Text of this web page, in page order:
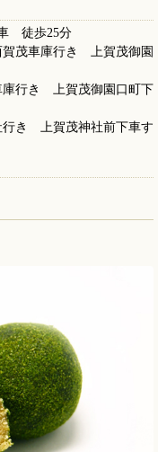
徒歩25分
茂車庫行き 上賀茂御園
行き 上賀茂御園口町下
き 上賀茂神社前下車す